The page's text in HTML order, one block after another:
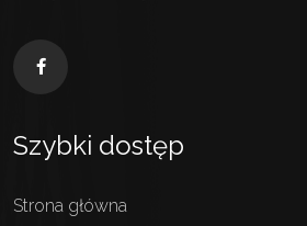
Szybki dostęp
Strona główna